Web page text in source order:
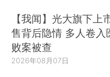
【我闻】光大旗下上
售背后隐情 多人卷入
败案被查
2026年08月07日